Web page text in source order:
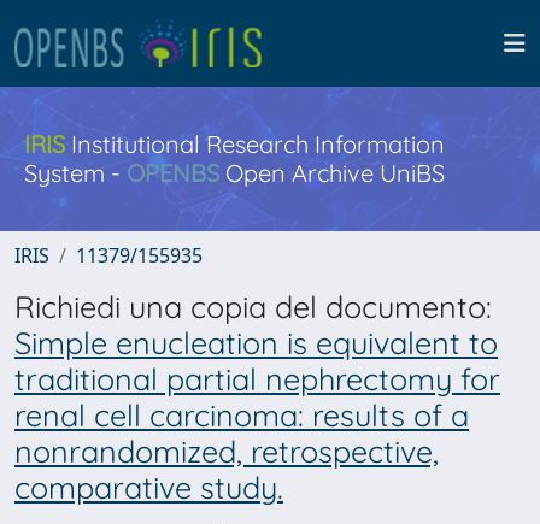
IRISInstitutional Research Information
System - OPENBS Open Archive UniBS
IRIS 11379/155935
Richiedi una copia del documento:
Simple enucleation is equivalent to
traditional partial nephrectomy for
renal cell carcinoma: results of a
nonrandomized, retrospective,
comparative study.